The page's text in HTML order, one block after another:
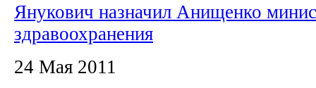
Янукович назначил Анищенко
здравоохранения
24 Мая 2011